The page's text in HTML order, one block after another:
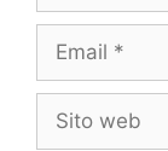
Email
Sito
web